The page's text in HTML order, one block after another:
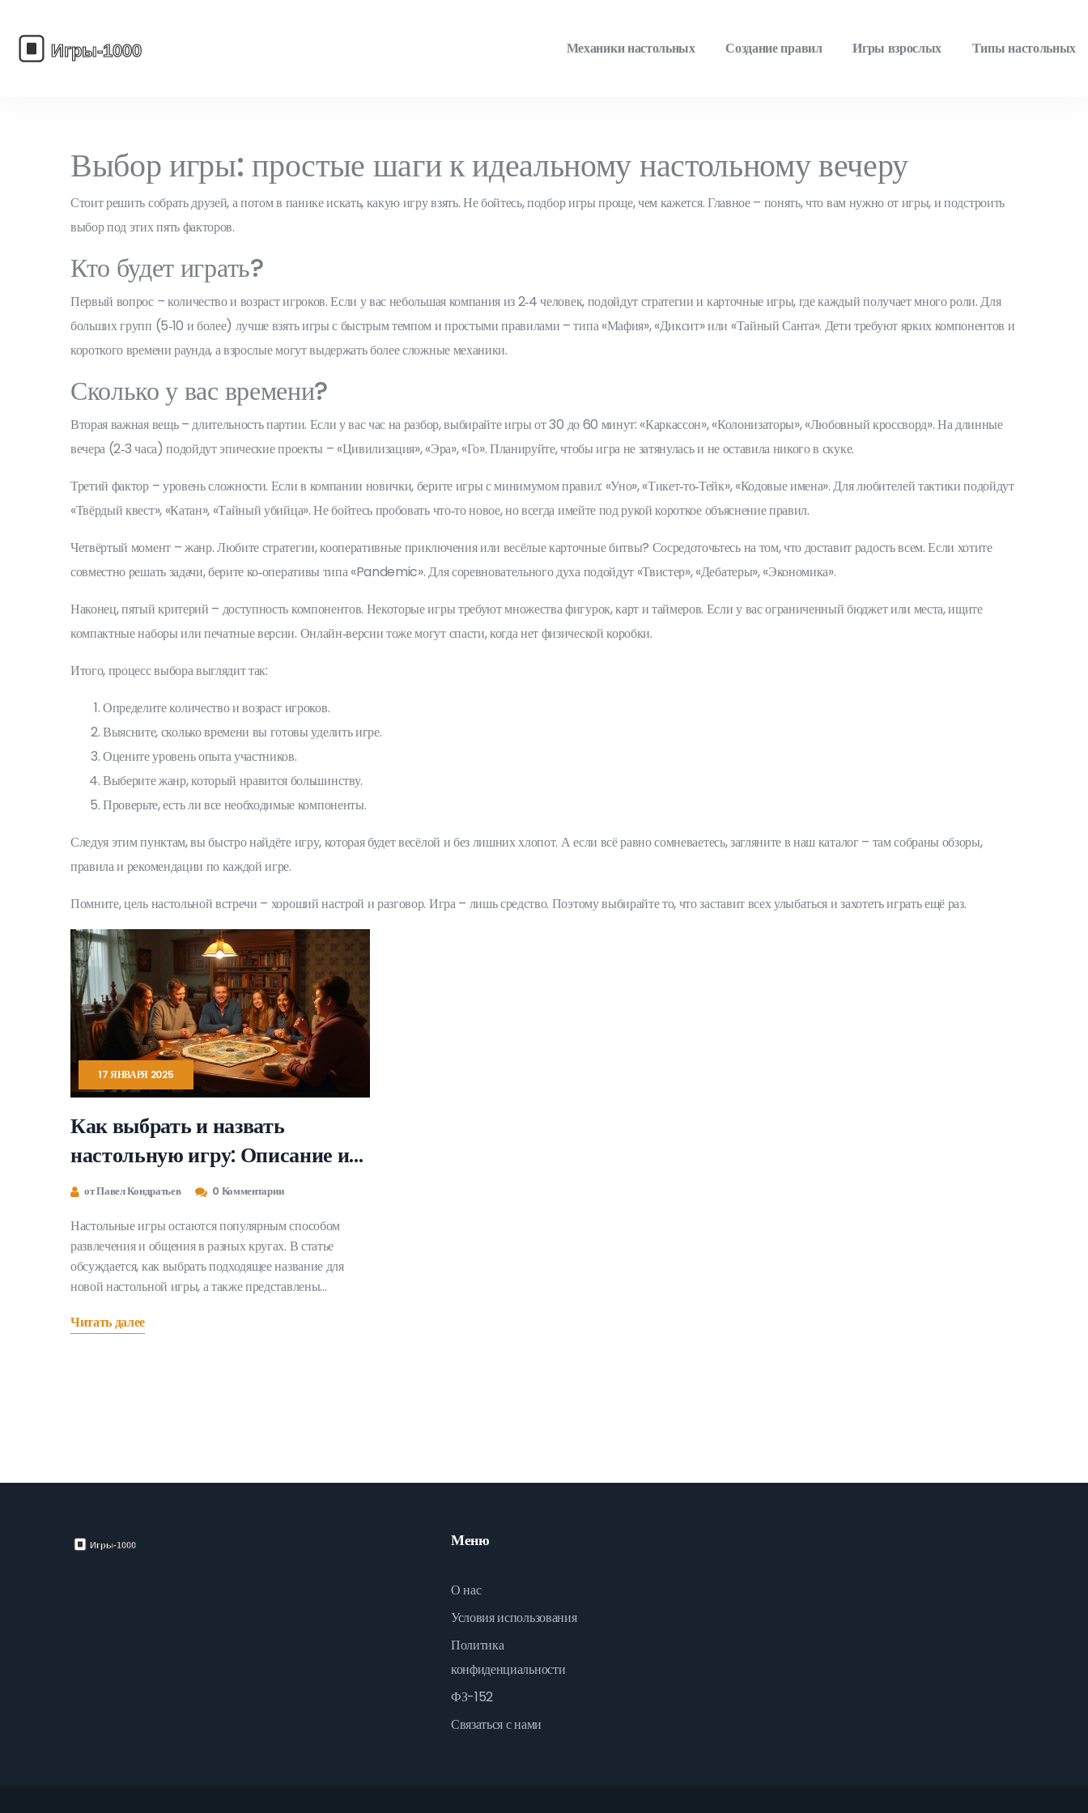
Механики настольных Создание правил Игры взрослых Типы настольных
Выбор игры: простые шаги к идеальному настольному вечеру
Стоит решить собрать друзей, а потом в панике искать, какую игру взять. Не бойтесь, подбор игры проще, чем кажется. Главное – понять, что вам нужно от игры, и подстроить
выбор под этих пять факторов.
Кто будет играть?
Первый вопрос – количество и возраст игроков. Если у вас небольшая компания из 2‑4 человек, подойдут стратегии и карточные игры, где каждый получает много роли. Для
больших групп (5‑10 и более) лучше взять игры с быстрым темпом и простыми правилами – типа «Мафия», «Диксит» или «Тайный Санта». Дети требуют ярких компонентов и
короткого времени раунда, а взрослые могут выдержать более сложные механики.
Сколько у вас времени?
Вторая важная вещь – длительность партии. Если у вас час на разбор, выбирайте игры от 30 до 60 минут: «Каркассон», «Колонизаторы», «Любовный кроссворд». На длинные
вечера (2‑3 часа) подойдут эпические проекты – «Цивилизация», «Эра», «Го». Планируйте, чтобы игра не затянулась и не оставила никого в скуке.
Третий фактор – уровень сложности. Если в компании новички, берите игры с минимумом правил: «Уно», «Тикет‑то‑Тейк», «Кодовые имена». Для любителей тактики подойдут
«Твёрдый квест», «Катан», «Тайный убийца». Не бойтесь пробовать что‑то новое, но всегда имейте под рукой короткое объяснение правил.
Четвёртый момент – жанр. Любите стратегии, кооперативные приключения или весёлые карточные битвы? Сосредоточьтесь на том, что доставит радость всем. Если хотите
совместно решать задачи, берите ко‑оперативы типа «Pandemic». Для соревновательного духа подойдут «Твистер», «Дебатеры», «Экономика».
Наконец, пятый критерий – доступность компонентов. Некоторые игры требуют множества фигурок, карт и таймеров. Если у вас ограниченный бюджет или места, ищите
компактные наборы или печатные версии. Онлайн‑версии тоже могут спасти, когда нет физической коробки.
Итого, процесс выбора выглядит так:
Определите количество и возраст игроков.
Выясните, сколько времени вы готовы уделить игре.
Оцените уровень опыта участников.
Выберите жанр, который нравится большинству.
Проверьте, есть ли все необходимые компоненты.
Следуя этим пунктам, вы быстро найдёте игру, которая будет весёлой и без лишних хлопот. А если всё равно сомневаетесь, загляните в наш каталог – там собраны обзоры,
правила и рекомендации по каждой игре.
Помните, цель настольной встречи – хороший настрой и разговор. Игра – лишь средство. Поэтому выбирайте то, что заставит всех улыбаться и захотеть играть ещё раз.
17 ЯНВАРЯ 2025
Как выбрать и назвать
настольную игру: Описание и
выбор
от Павел Кондратьев 0 Комментарии
Настольные игры остаются популярным способом
развлечения и общения в разных кругах. В статье
обсуждается, как выбрать подходящее название для
новой настольной игры, а также представлены
создание собственного захватывающего проекта.
Читать далее
Меню
О нас
Условия использования
Политика
конфиденциальности
ФЗ-152
Связаться с нами